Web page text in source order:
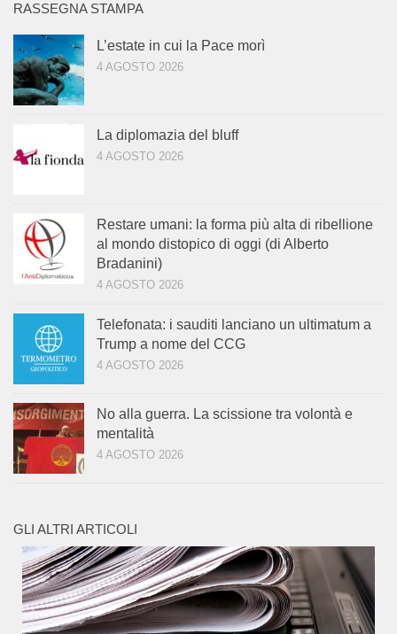
RASSEGNA STAMPA
L’estate in cui la Pace morì
4 AGOSTO 2026
La diplomazia del bluff
4 AGOSTO 2026
Restare umani: la forma più alta di ribellione
al mondo distopico di oggi (di Alberto
Bradanini)
4 AGOSTO 2026
Telefonata: i sauditi lanciano un ultimatum a
Trump a nome del CCG
4 AGOSTO 2026
No alla guerra. La scissione tra volontà e
mentalità
4 AGOSTO 2026
GLI ALTRI ARTICOLI